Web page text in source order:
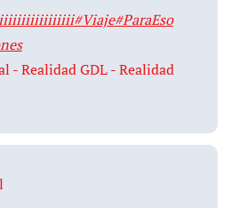
#Viaje#ParaEso
Realidad GDL - Realidad